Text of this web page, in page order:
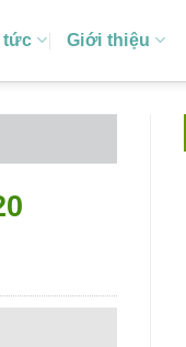
tức Giới thiệu